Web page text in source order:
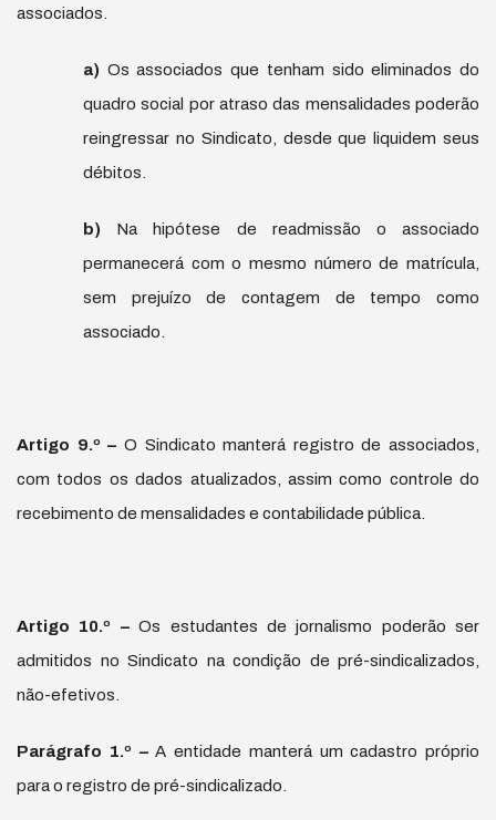
associados.
a) Os associados que tenham sido eliminados do
quadro social por atraso das mensalidades poderão
reingressar no Sindicato, desde que liquidem seus
débitos.
b) Na hipótese de readmissão o associado
permanecerá com o mesmo número de matrícula,
sem prejuízo de contagem de tempo como
associado.
Artigo 9.º – O Sindicato manterá registro de associados,
com todos os dados atualizados, assim como controle do
recebimento de mensalidades e contabilidade pública.
Artigo 10.º –Os estudantes de jornalismo poderão ser
admitidos no Sindicato na condição de pré-sindicalizados,
não-efetivos.
Parágrafo 1.º –A entidade manterá um cadastro próprio
para o registro de pré-sindicalizado.